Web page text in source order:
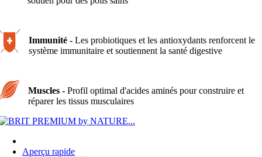
Immunité - Les probiotiques et les antioxydants renforcent le
système immunitaire et soutiennent la santé digestive
Muscles - Profil optimal d'acides aminés pour construire et
réparer les tissus musculaires
Aperçu rapide